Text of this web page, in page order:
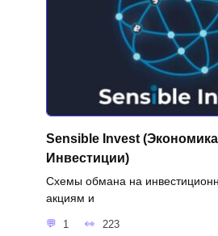
Sensible Invest
Инвестиции)
Схемы обмана на
акциям и
1 223